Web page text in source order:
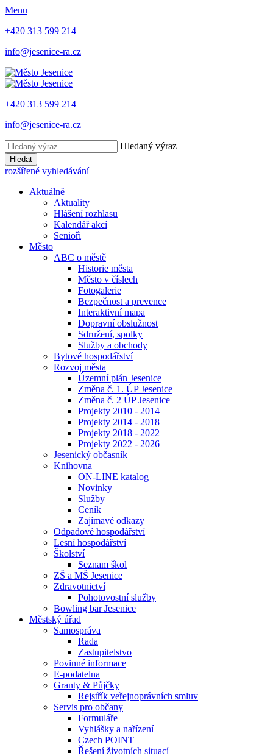
Menu
+420 313 599 214
info@jesenice-ra.cz
+420 313 599 214
info@jesenice-ra.cz
Hledaný výraz
Hledat
rozšířené vyhledávání
Aktuálně
Aktuality
Hlášení rozhlasu
Kalendář akcí
Senioři
Město
ABC o městě
Historie města
Město v číslech
Fotogalerie
Bezpečnost a prevence
Interaktivní mapa
Dopravní obslužnost
Sdružení, spolky
Služby a obchody
Bytové hospodářství
Rozvoj města
Územní plán Jesenice
Změna č. 1. ÚP Jesenice
Změna č. 2 ÚP Jesenice
Projekty 2010 - 2014
Projekty 2014 - 2018
Projekty 2018 - 2022
Projekty 2022 - 2026
Jesenický občasník
Knihovna
ON-LINE katalog
Novinky
Služby
Ceník
Zajímavé odkazy
Odpadové hospodářství
Lesní hospodářství
Školství
Seznam škol
ZŠ a MŠ Jesenice
Zdravotnictví
Pohotovostní služby
Bowling bar Jesenice
Městský úřad
Samospráva
Rada
Zastupitelstvo
Povinné informace
E-podatelna
Granty & Půjčky
Rejstřík veřejnoprávních smluv
Servis pro občany
Formuláře
Vyhlášky a nařízení
Czech POINT
Řešení životních situací